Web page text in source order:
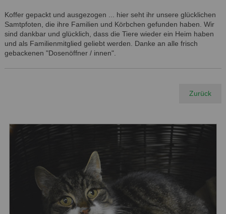
Koffer gepackt und ausgezogen ... hier seht ihr unsere glücklichen
Samtpfoten, die ihre Familien und Körbchen gefunden haben. Wir
sind dankbar und glücklich, dass die Tiere wieder ein Heim haben
und als Familienmitglied geliebt werden. Danke an alle frisch
gebackenen "Dosenöffner / innen".
Zurück